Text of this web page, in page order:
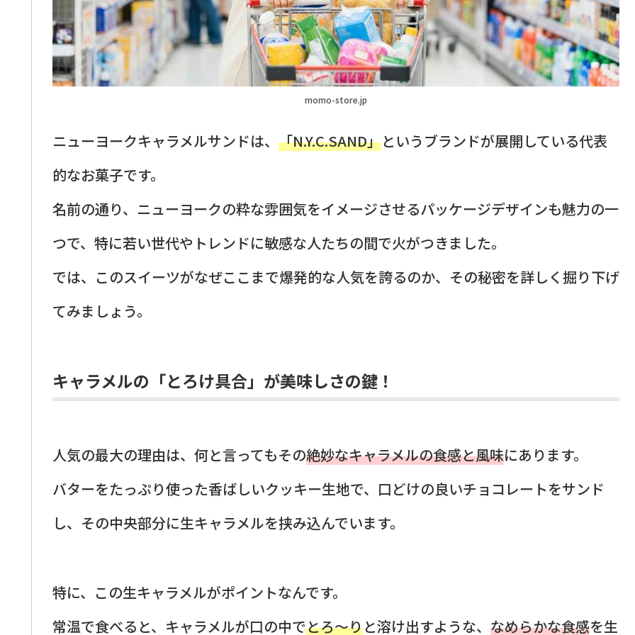
momo-store.jp
ニューヨークキャラメルサンドは、 「N.Y.C.SAND」というブランドが展開している代表
的なお菓子です。
名前の通り、ニューヨークの粋な雰囲気をイメージさせるパッケージデザインも魅力の一
つで、特に若い世代やトレンドに敏感な人たちの間で火がつきました。
では、このスイーツがなぜここまで爆発的な人気を誇るのか、その秘密を詳しく掘り下げ
てみましょう。
キャラメルの「とろけ具合」が美味しさの鍵！
人気の最大の理由は、何と言ってもその絶妙なキャラメルの食感と風味にあります。
バターをたっぷり使った香ばしいクッキー生地で、口どけの良いチョコレートをサンド
し、その中央部分に生キャラメルを挟み込んでいます。
特に、この生キャラメルがポイントなんです。
常温で食べると、キャラメルが口の中でとろ～りと溶け出すような、 なめらかな食感を生